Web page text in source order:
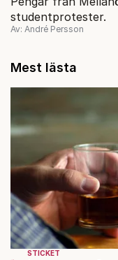
studentprotester.
Av: André Persson
Mest lästa
STICKET